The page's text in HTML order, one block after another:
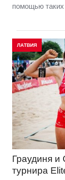
помощью таких
ЛАТВИЯ
Граудиня и
турнира